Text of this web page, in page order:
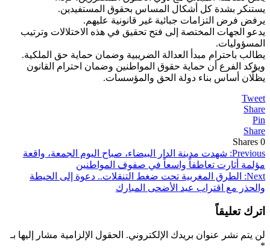
يستنكر بشدة كل أشكال المساس بحقوق المستفيدين.
يرفض فرض التزامات جبائية غير قانونية عليهم.
يدعو الجهات المختصة إلى فتح تحقيق في هذه الاختلالات وترتيب
المسؤوليات.
يطالب باحترام مبدأ العدالة الضريبية وضمان حماية حق الملكية.
ويؤكد الفرع أن حماية حقوق المواطنين وضمان احترام القانون
يظلّان أساس بناء دولة الحق والمؤسسات.
Tweet
Share
Pin
Share
0
Shares
تصفّح
المقالات
Previous: شهدت مدينة الدار البيضاء، صباح اليوم الجمعة، واقعة
مؤلمة أثارت تعاطفاً واسعاً في صفوف المواطنين
Next:
الطرق المغربية تحت ضغط التنقلات.. دعوة إلى الحيطة
والحذر مع اقتراب عيد الأضحى المبارك
اترك تعليقاً
لن يتم نشر عنوان بريدك الإلكتروني. الحقول الإلزامية مشار إليها بـ
*